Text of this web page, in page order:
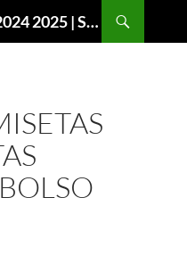
Chandal Atletico de Madrid 2024 2025 | SuperVigo